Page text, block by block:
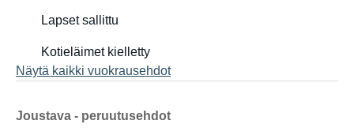
Lapset sallittu
Kotieläimet kielletty
Näytä kaikki vuokrausehdot
Joustava - peruutusehdot